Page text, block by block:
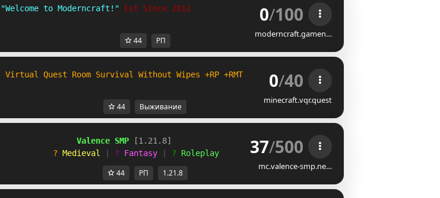
"Welcome to Moderncraft!" Est Since 2012 ?Jobs, Stores, Economy,
0/100
moderncraft.gamen…
44 РП
Virtual Quest Room Survival Without Wipes +RP +RMT 0/40
minecraft.vqr.quest
44 Выживание
Valence SMP
[1.21.8]
? Medieval ? Fantasy ? Roleplay 37/500
mc.valence-smp.ne…
44 РП 1.21.8